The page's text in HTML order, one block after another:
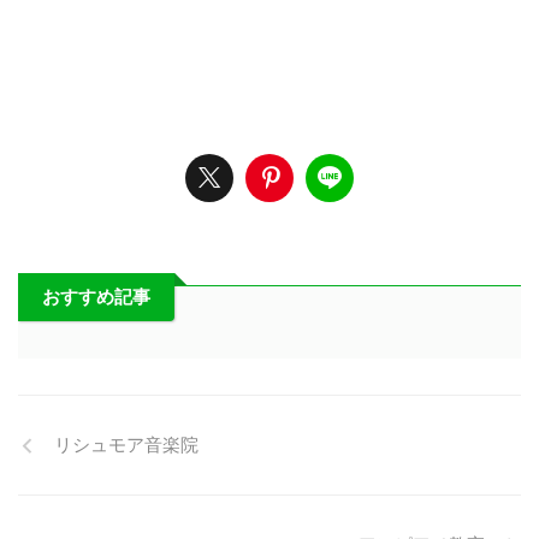
おすすめ記事
リシュモア音楽院